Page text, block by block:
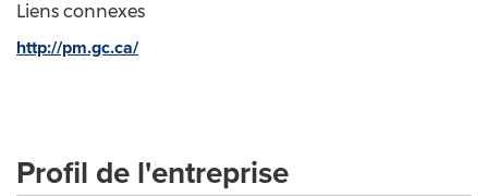
Liens connexes
http://pm.gc.ca/
Profil de l'entreprise